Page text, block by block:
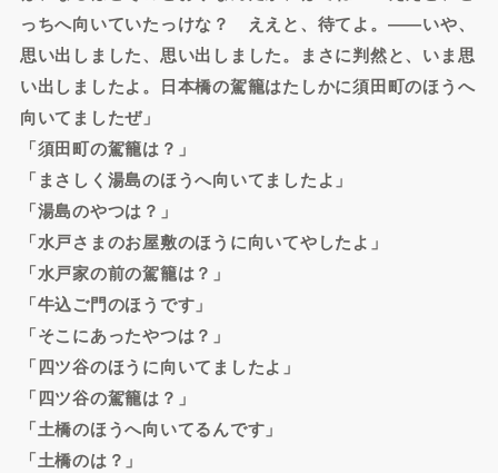
っちへ向いていたっけな？ ええと、待てよ。――いや、
思い出しました、思い出しました。まさに判然と、いま思
い出しましたよ。日本橋の駕籠はたしかに須田町のほうへ
向いてましたぜ」
「須田町の駕籠は？」
「まさしく湯島のほうへ向いてましたよ」
「湯島のやつは？」
「水戸さまのお屋敷のほうに向いてやしたよ」
「水戸家の前の駕籠は？」
「牛込ご門のほうです」
「そこにあったやつは？」
「四ツ谷のほうに向いてましたよ」
「四ツ谷の駕籠は？」
「土橋のほうへ向いてるんです」
「土橋のは？」